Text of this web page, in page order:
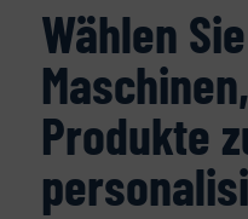
Wählen
Produkte